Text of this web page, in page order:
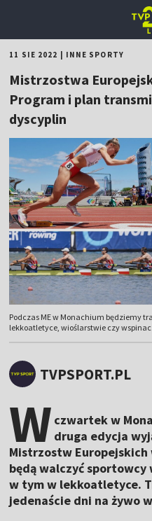
11 SIE 2022 INNE SPORTY
Mistrzostwa
Program i plan
dyscyplin
Podczas ME w Monachium będziemy
lekkoatletyce, wioślarstwie czy
TVPSPORT.PL
W czwartek w
druga edycja
Mistrzostw Europejskich
będą walczyć
w tym w lekkoatletyce.
jedenaście dni na żywo w